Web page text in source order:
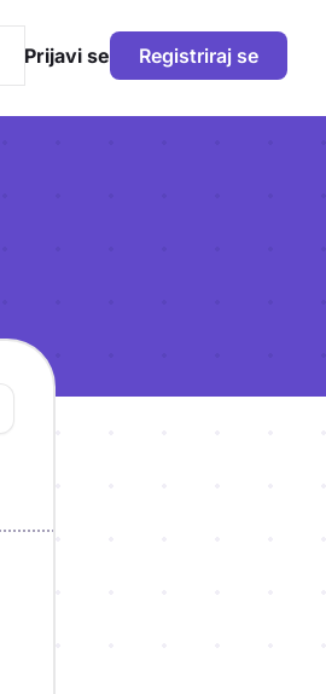
Prijavi se Registriraj se